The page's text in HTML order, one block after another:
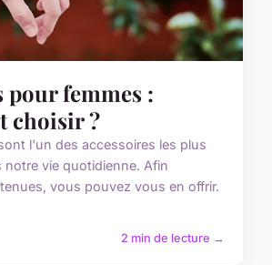
pour femmes :
choisir ?
l'un des accessoires les plus
vie quotidienne. Afin
vous pouvez vous en offrir.
2 min de lecture →